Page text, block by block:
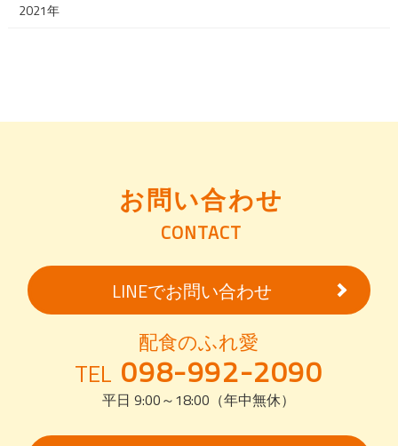
2021年
お問い合わせ
CONTACT
LINEでお問い合わせ
配食のふれ愛
TEL 098-992-2090
平日 9:00～18:00（年中無休）